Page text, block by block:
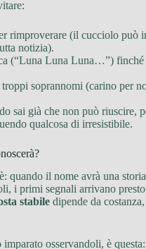
rimproverare (il cucciolo può
notizia).
(“Luna Luna Luna…”) finché
soprannomi (carino per
sai già che non può riuscire,
qualcosa di irresistibile.
quando il nome avrà una
i primi segnali arrivano
stabile dipende da
imparato osservandoli, è